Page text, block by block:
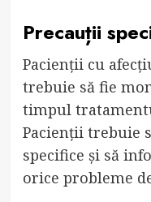
Precauții
Pacienții cu
trebuie să fie
timpul
Pacienții trebuie
specifice și să
orice probleme